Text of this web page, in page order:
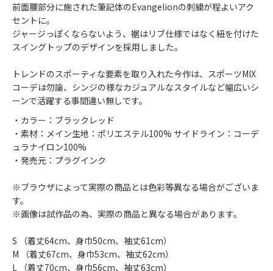
前面腰部分に施された筆記体のEvangelionの刺繍が程よいアク
セントに。
ジャージっぽくならないよう、裾はリブ仕様ではなく紐を付けた
スイングトップのデザインを採用しました。
トレンドのスポーティな要素を取り入れた今作は、スポーツMIX
コーデは勿論、シンジの様なカジュアルなスタイルなど幅広いシ
ーンで活躍する事間違い無しです。
・カラー：ブラックレッド
・素材：メイン生地：ポリエステル100% サイドライン：コーデ
ュラナイロン100%
・発売元：プラグインク
※ブラウザによって実際の商品とは色彩等異なる場合がございま
す。
※画像は試作品の為、実際の商品と異なる場合があります。
S （着丈64cm、身巾50cm、袖丈61cm）
M （着丈67cm、身巾53cm、袖丈62cm）
L （着丈70cm、身巾56cm、袖丈63cm）